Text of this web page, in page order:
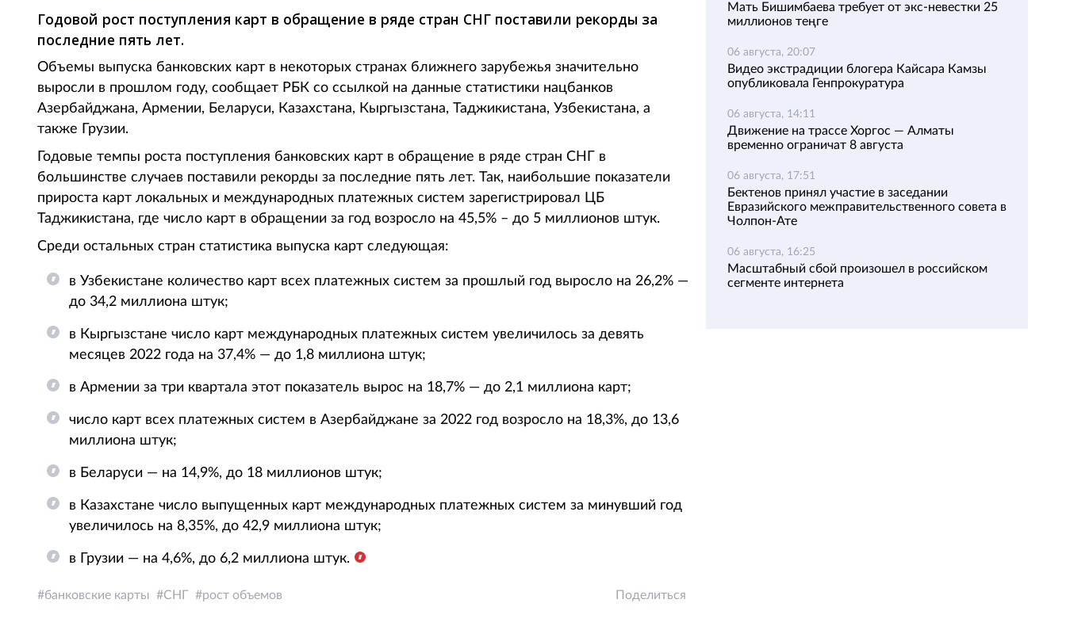
Годовой рост поступления карт в обращение в ряде стран СНГ поставили рекорды за
последние пять лет.
Объемы выпуска банковских карт в некоторых странах ближнего зарубежья значительно
выросли в прошлом году, сообщает РБК со ссылкой на данные статистики нацбанков
Азербайджана, Армении, Беларуси, Казахстана, Кыргызстана, Таджикистана, Узбекистана, а
также Грузии.
Годовые темпы роста поступления банковских карт в обращение в ряде стран СНГ в
большинстве случаев поставили рекорды за последние пять лет. Так, наибольшие показатели
прироста карт локальных и международных платежных систем зарегистрировал ЦБ
Таджикистана, где число карт в обращении за год возросло на 45,5% – до 5 миллионов штук.
Среди остальных стран статистика выпуска карт следующая:
в Узбекистане количество карт всех платежных систем за прошлый год выросло на 26,2% —
до 34,2 миллиона штук;
в Кыргызстане число карт международных платежных систем увеличилось за девять
месяцев 2022 года на 37,4% — до 1,8 миллиона штук;
в Армении за три квартала этот показатель вырос на 18,7% — до 2,1 миллиона карт;
число карт всех платежных систем в Азербайджане за 2022 год возросло на 18,3%, до 13,6
миллиона штук;
в Беларуси — на 14,9%, до 18 миллионов штук;
в Казахстане число выпущенных карт международных платежных систем за минувший год
увеличилось на 8,35%, до 42,9 миллиона штук;
в Грузии — на 4,6%, до 6,2 миллиона штук.
банковские карты СНГ рост объемов Поделиться
Мать Бишимбаева требует от экс-невестки 25
миллионов теңге
06 августа, 20:07
Видео экстрадиции блогера Кайсара Камзы
опубликовала Генпрокуратура
06 августа, 14:11
Движение на трассе Хоргос — Алматы
временно ограничат 8 августа
06 августа, 17:51
Бектенов принял участие в заседании
Евразийского межправительственного совета в
Чолпон-Ате
06 августа, 16:25
Масштабный сбой произошел в российском
сегменте интернета